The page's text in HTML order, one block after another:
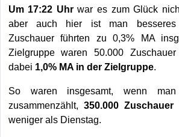
Um 17:22 Uhrwar es zum Glück
aber auch hier ist man besseres
Zuschauer führten zu 0,3% MA
Zielgruppe waren 50.000
dabei 1,0% MA in der Zielgruppe.
So waren insgesamt, wenn
zusammenzählt, 350.000 Zuschauer
weniger als Dienstag.